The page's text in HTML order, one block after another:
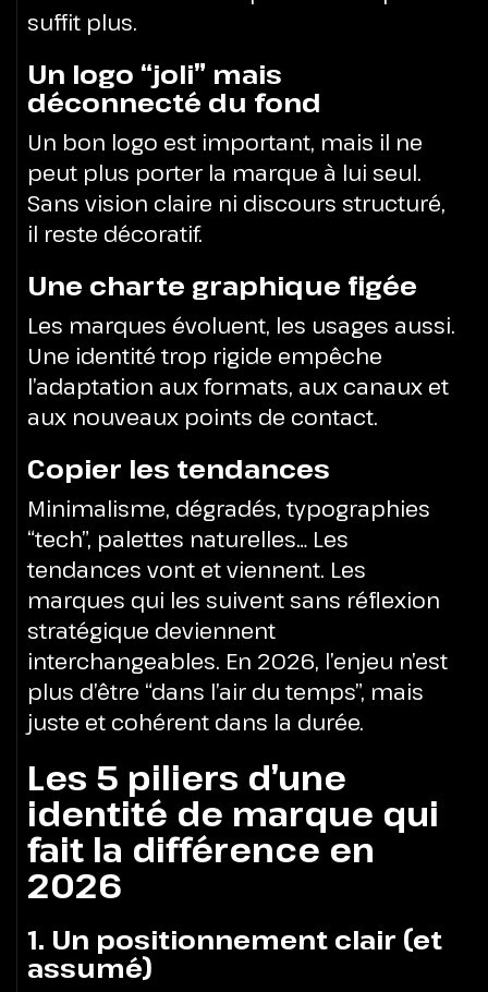
suffit plus.
Un logo “joli” mais
déconnecté du fond
Un bon logo est important, mais il ne
peut plus porter la marque à lui seul.
Sans vision claire ni discours structuré,
il reste décoratif.
Une charte graphique figée
Les marques évoluent, les usages aussi.
Une identité trop rigide empêche
l’adaptation aux formats, aux canaux et
aux nouveaux points de contact.
Copier les tendances
Minimalisme, dégradés, typographies
“tech”, palettes naturelles… Les
tendances vont et viennent. Les
marques qui les suivent sans réflexion
stratégique deviennent
interchangeables. En 2026, l’enjeu n’est
plus d’être “dans l’air du temps”, mais
juste et cohérent dans la durée.
Les 5 piliers d’une
identité de marque qui
fait la différence en
2026
1. Un positionnement clair (et
assumé)